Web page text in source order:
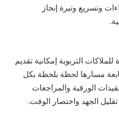
وتسريع وتيرة إنجاز
للملاكات التربوية إمكانية تقديم
مسارها لحظة بلحظة بكل
الورقية والمراجعات
الجهد واختصار الوقت.